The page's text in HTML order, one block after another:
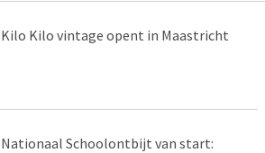
Kilo Kilo vintage opent in Maastricht
Nationaal Schoolontbijt van start: